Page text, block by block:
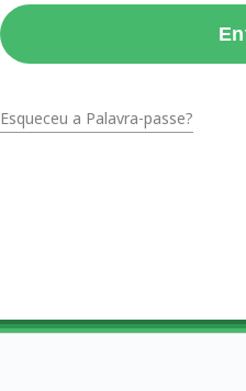
Esqueceu a Palavra-passe?